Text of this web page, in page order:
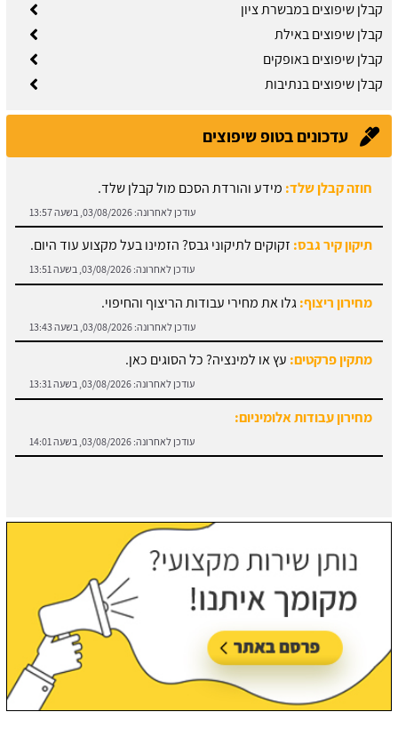
קבלן שיפוצים במבשרת ציון
קבלן שיפוצים באילת
קבלן שיפוצים באופקים
קבלן שיפוצים בנתיבות
עדכונים בטופ שיפוצים
חוזה קבלן שלד: מידע והורדת הסכם מול קבלן שלד.
עודכן לאחרונה: 03/08/2026, בשעה 13:57
תיקון קיר גבס: זקוקים לתיקוני גבס? הזמינו בעל מקצוע עוד היום.
עודכן לאחרונה: 03/08/2026, בשעה 13:51
מחירון ריצוף:גלו את מחירי עבודות הריצוף והחיפוי.
עודכן לאחרונה: 03/08/2026, בשעה 13:43
מתקין פרקטים: עץ או למינציה? כל הסוגים כאן.
עודכן לאחרונה: 03/08/2026, בשעה 13:31
מחירון עבודות אלומיניום:
עודכן לאחרונה: 03/08/2026, בשעה 14:01